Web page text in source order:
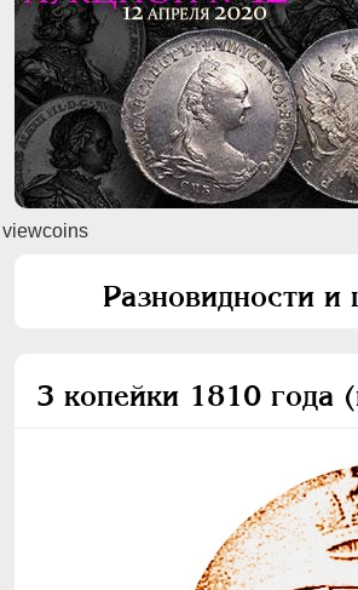
viewcoins
Разновидности
3 копейки 1810 года